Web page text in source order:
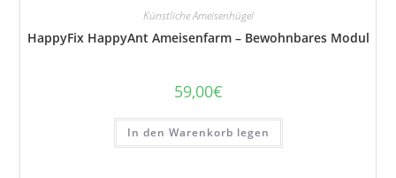
Künstliche Ameisenhügel
HappyFix HappyAnt Ameisenfarm – Bewohnbares Modul
59,00€
In den Warenkorb legen